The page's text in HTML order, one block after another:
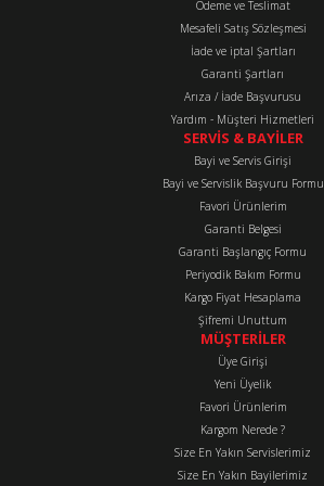
Ürün bilgilerinde hatalar bulunuyor.
Ürün fiyatı diğer sitelerden daha pahalı.
Bu ürüne benzer farklı alternatifler olmalı.
Gönder
Ödeme ve Teslimat
Mesafeli Satış Sözleşmesi
İade ve iptal Şartları
Garanti Şartları
Arıza / İade Başvurusu
Yardım - Müşteri Hizmetleri
SERVİS & BAYİLER
Bayi ve Servis Girişi
Bayi ve Servislik Başvuru Formu
Favori Ürünlerim
Garanti Belgesi
Garanti Başlangıç Formu
Periyodik Bakım Formu
Kargo Fiyat Hesaplama
Şifremi Unuttum
MÜŞTERİLER
Üye Girişi
Yeni Üyelik
Favori Ürünlerim
Kargom Nerede ?
Size En Yakın Servislerimiz
Size En Yakın Bayilerimiz